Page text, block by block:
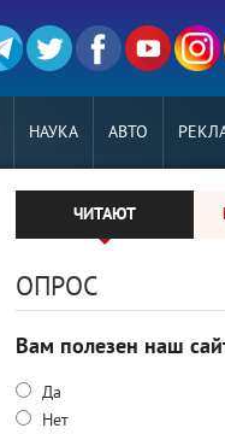
НАУКА АВТО
ЧИТАЮТ
ОПРОС
Вам полезен наш
Да
Нет